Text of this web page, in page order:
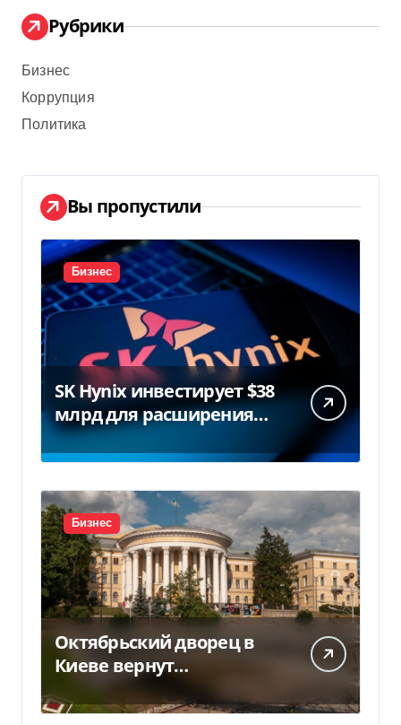
Рубрики
Бизнес
Коррупция
Политика
Вы пропустили
Бизнес
SK Hynix инвестирует $38
млрд для расширения
заводов в Южной Корее
Бизнес
Октябрьский дворец в
Киеве вернут
государству — решение
суда — Delo.ua